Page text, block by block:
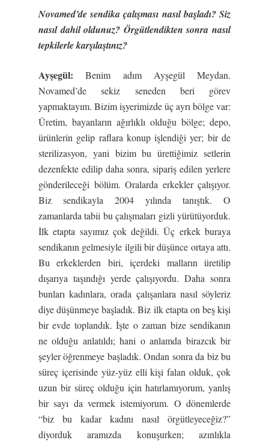
Novamed’de sendika çalışması nasıl başladı? Siz
nasıl dahil oldunuz? Örgütlendikten sonra nasıl
tepkilerle karşılaştınız?
Ayşegül: Benim adım Ayşegül Meydan.
Novamed’de sekiz seneden beri görev
yapmaktayım. Bizim işyerimizde üç ayrı bölge var:
Üretim, bayanların ağırlıklı olduğu bölge; depo,
ürünlerin gelip raflara konup işlendiği yer; bir de
sterilizasyon, yani bizim bu ürettiğimiz setlerin
dezenfekte edilip daha sonra, sipariş edilen yerlere
gönderileceği bölüm. Oralarda erkekler çalışıyor.
Biz sendikayla 2004 yılında tanıştık. O
zamanlarda tabii bu çalışmaları gizli yürütüyorduk.
İlk etapta sayımız çok değildi. Üç erkek buraya
sendikanın gelmesiyle ilgili bir düşünce ortaya attı.
Bu erkeklerden biri, içerdeki malların üretilip
dışarıya taşındığı yerde çalışıyordu. Daha sonra
bunları kadınlara, orada çalışanlara nasıl söyleriz
diye düşünmeye başladık. Biz ilk etapta on beş kişi
bir evde toplandık. İşte o zaman bize sendikanın
ne olduğu anlatıldı; hani o anlamda birazcık bir
şeyler öğrenmeye başladık. Ondan sonra da biz bu
süreç içerisinde yüz-yüz elli kişi falan olduk, çok
uzun bir süreç olduğu için hatırlamıyorum, yanlış
bir sayı da vermek istemiyorum. O dönemlerde
“biz bu kadar kadını nasıl örgütleyeceğiz?”
diyorduk aramızda konuşurken; azınlıkla